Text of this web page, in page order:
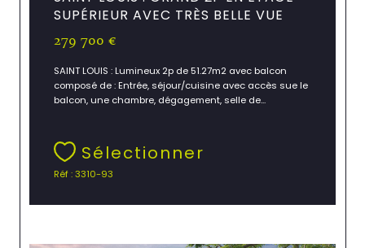
SUPÉRIEUR AVEC TRÈS BELLE VUE
279 700 €
SAINT LOUIS : Lumineux 2p de 51.27m2 avec balcon
composé de : Entrée, séjour/cuisine avec accès sue le
balcon, une chambre, dégagement, selle de...
Sélectionner
Réf : 3310-93